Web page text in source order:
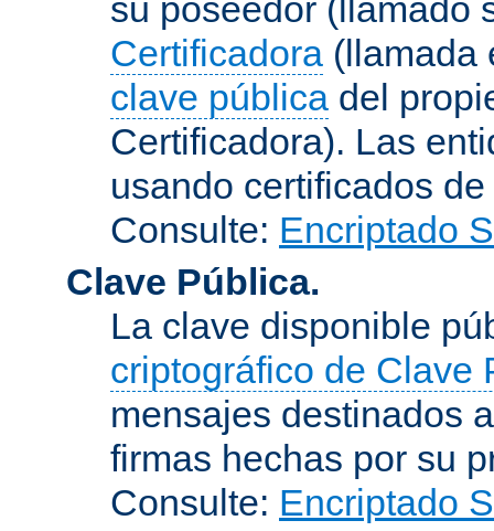
su poseedor (llamado
Certificadora (llamada
clave pública del
Certificadora). Las
usando certificados
Consulte: Encriptado
Clave Pública.
La clave disponible
criptográfico de Clave
mensajes destinados
firmas hechas por su
Consulte: Encriptado